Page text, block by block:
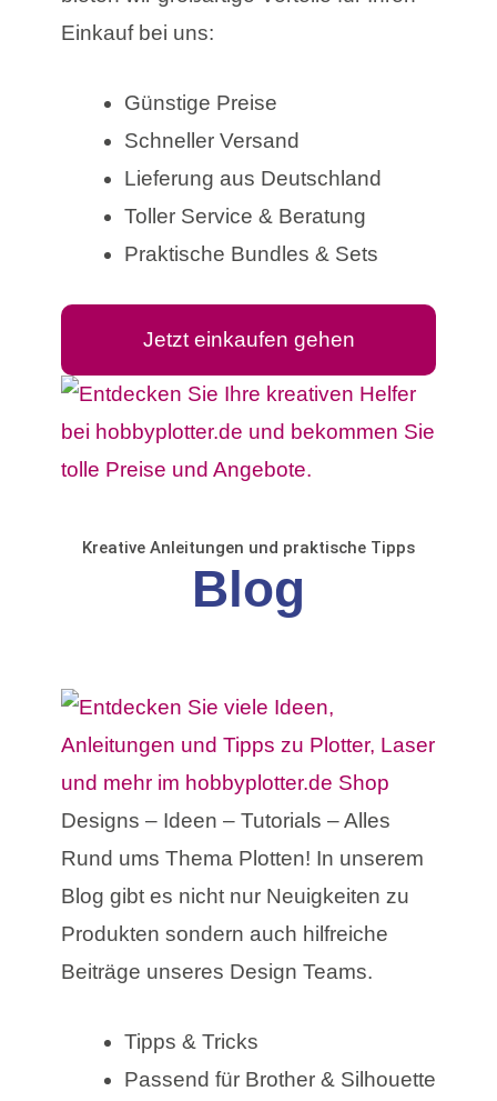
Einkauf bei uns:
Günstige Preise
Schneller Versand
Lieferung aus Deutschland
Toller Service & Beratung
Praktische Bundles & Sets
Jetzt einkaufen gehen
Kreative Anleitungen und praktische Tipps
Blog
Designs – Ideen – Tutorials – Alles
Rund ums Thema Plotten! In unserem
Blog gibt es nicht nur Neuigkeiten zu
Produkten sondern auch hilfreiche
Beiträge unseres Design Teams.
Tipps & Tricks
Passend für Brother & Silhouette